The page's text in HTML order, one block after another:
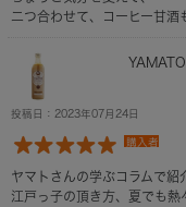
二つ合わせて、コーヒー甘酒
投稿日：2023年07月24日
購入者
ヤマトさんの学ぶコラムで紹
江戸っ子の頂き方、夏でも熱